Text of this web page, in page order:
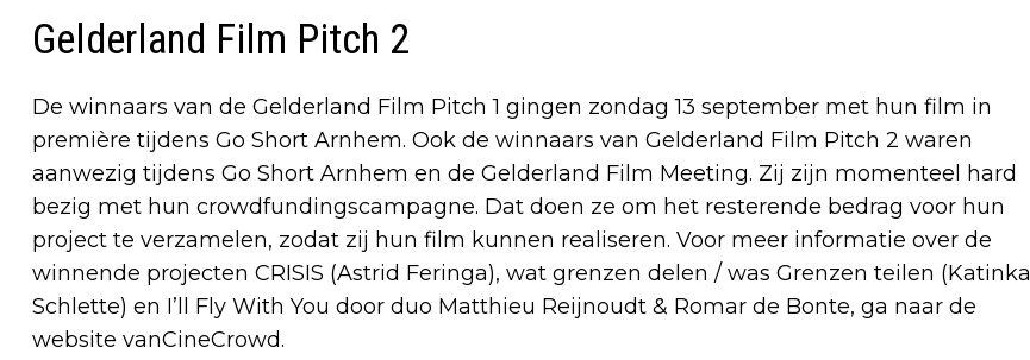
Gelderland Film Pitch 2
De winnaars van de Gelderland Film Pitch 1 gingen zondag 13 september met hun film in
première tijdens Go Short Arnhem. Ook de winnaars van Gelderland Film Pitch 2 waren
aanwezig tijdens Go Short Arnhem en de Gelderland Film Meeting. Zij zijn momenteel hard
bezig met hun crowdfundingscampagne. Dat doen ze om het resterende bedrag voor hun
project te verzamelen, zodat zij hun film kunnen realiseren. Voor meer informatie over de
winnende projecten CRISIS (Astrid Feringa), wat grenzen delen / was Grenzen teilen (Katinka
Schlette) en I’ll Fly With You door duo Matthieu Reijnoudt & Romar de Bonte, ga naar de
website vanCineCrowd.